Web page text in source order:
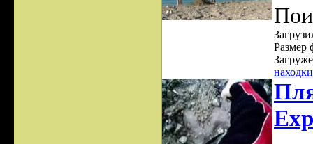
Размер
находки